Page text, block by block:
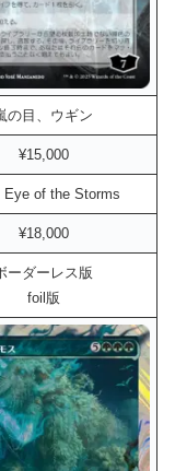
の目、ウギン
¥15,000
Eye of the Storms
¥18,000
ーダーレス版
foil版